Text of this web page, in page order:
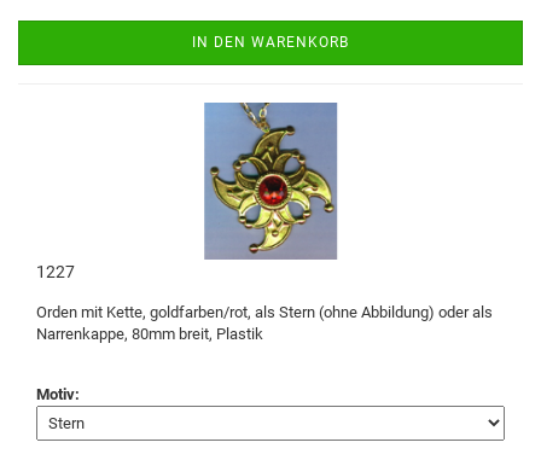
IN DEN WARENKORB
1227
Orden mit Kette, goldfarben/rot, als Stern (ohne Abbildung) oder als
Narrenkappe, 80mm breit, Plastik
Motiv: